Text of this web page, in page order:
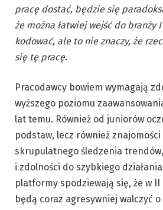
pracę dostać, będzie się
że można łatwiej wejść do branży
kodować, ale to nie znaczy, że
się tę pracę.
Pracodawcy bowiem wymagają
wyższego poziomu
lat temu. Również od juniorów
podstaw, lecz również
skrupulatnego śledzenia
i zdolności do szybkiego
platformy spodziewają się, że w
będą coraz agresywniej walczyć